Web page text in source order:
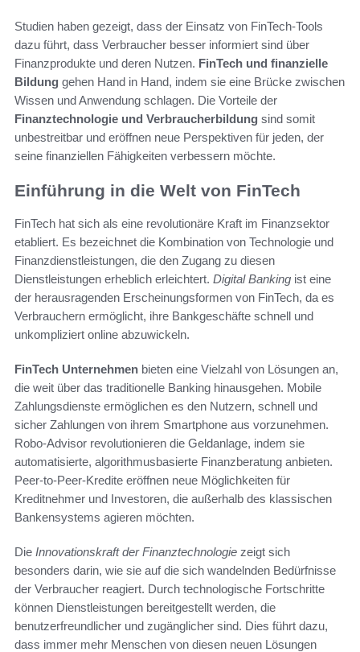
Studien haben gezeigt, dass der Einsatz von FinTech-Tools
dazu führt, dass Verbraucher besser informiert sind über
Finanzprodukte und deren Nutzen. FinTech und finanzielle
Bildung gehen Hand in Hand, indem sie eine Brücke zwischen
Wissen und Anwendung schlagen. Die Vorteile der
Finanztechnologie und Verbraucherbildung sind somit
unbestreitbar und eröffnen neue Perspektiven für jeden, der
seine finanziellen Fähigkeiten verbessern möchte.
Einführung in die Welt von FinTech
FinTech hat sich als eine revolutionäre Kraft im Finanzsektor
etabliert. Es bezeichnet die Kombination von Technologie und
Finanzdienstleistungen, die den Zugang zu diesen
Dienstleistungen erheblich erleichtert. Digital Banking ist eine
der herausragenden Erscheinungsformen von FinTech, da es
Verbrauchern ermöglicht, ihre Bankgeschäfte schnell und
unkompliziert online abzuwickeln.
FinTech Unternehmen bieten eine Vielzahl von Lösungen an,
die weit über das traditionelle Banking hinausgehen. Mobile
Zahlungsdienste ermöglichen es den Nutzern, schnell und
sicher Zahlungen von ihrem Smartphone aus vorzunehmen.
Robo-Advisor revolutionieren die Geldanlage, indem sie
automatisierte, algorithmusbasierte Finanzberatung anbieten.
Peer-to-Peer-Kredite eröffnen neue Möglichkeiten für
Kreditnehmer und Investoren, die außerhalb des klassischen
Bankensystems agieren möchten.
Die Innovationskraft der Finanztechnologie zeigt sich
besonders darin, wie sie auf die sich wandelnden Bedürfnisse
der Verbraucher reagiert. Durch technologische Fortschritte
können Dienstleistungen bereitgestellt werden, die
benutzerfreundlicher und zugänglicher sind. Dies führt dazu,
dass immer mehr Menschen von diesen neuen Lösungen